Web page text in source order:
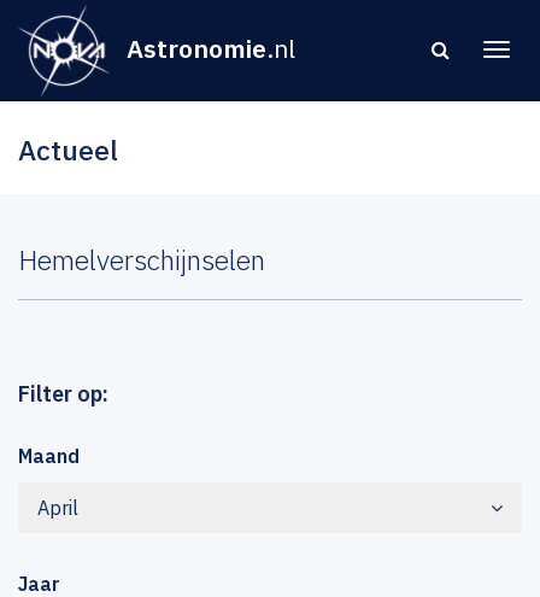
Astronomie.nl
Actueel
Hemelverschijnselen
Filter op:
Maand
April
Jaar